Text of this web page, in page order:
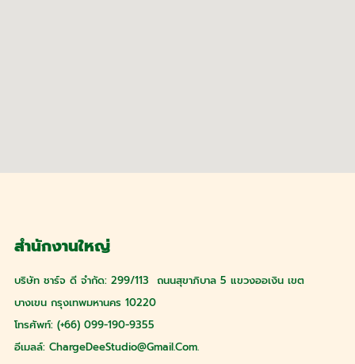
สำนักงานใหญ่
บริษัท ชาร์จ ดี จำกัด: 299/113 ถนนสุขาภิบาล 5 แขวงออเงิน เขต
บางเขน กรุงเทพมหานคร 10220
โทรศัพท์: (+66) 099-190-9355
อีเมลล์: ChargeDeeStudio@gmail.com.